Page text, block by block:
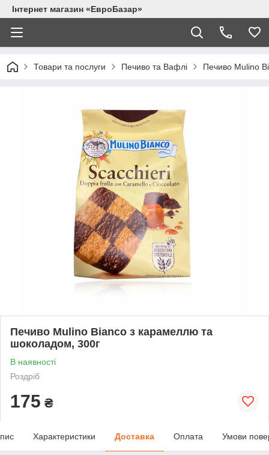
Інтернет магазин «ЕвроБазар»
Товари та послуги Печиво та Вафлі Печиво Mulino
Печиво Mulino Bianco з карамеллю та
шоколадом, 300г
В наявності
Роздріб
175 ₴
Характеристики Доставка Оплата Умови